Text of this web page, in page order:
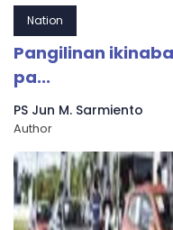
Nation
Pangilinan
pa...
PS Jun M. Sarmiento
Author